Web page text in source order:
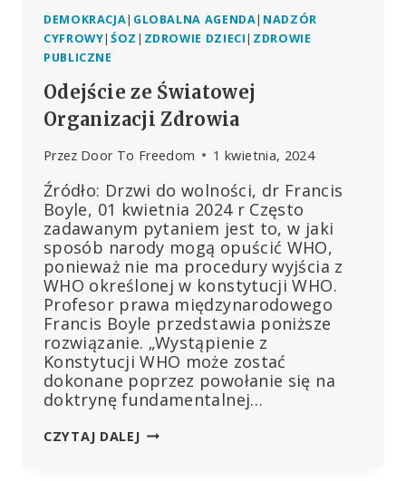
DEMOKRACJA| GLOBALNA AGENDA| NADZÓR
CYFROWY|ŚOZ | ZDROWIE DZIECI| ZDROWIE
PUBLICZNE
Odejście ze Światowej
Organizacji Zdrowia
Przez Door To Freedom 1 kwietnia, 2024
Źródło: Drzwi do wolności, dr Francis
Boyle, 01 kwietnia 2024 r Często
zadawanym pytaniem jest to, w jaki
sposób narody mogą opuścić WHO,
ponieważ nie ma procedury wyjścia z
WHO określonej w konstytucji WHO.
Profesor prawa międzynarodowego
Francis Boyle przedstawia poniższe
rozwiązanie. „Wystąpienie z
Konstytucji WHO może zostać
dokonane poprzez powołanie się na
doktrynę fundamentalnej…
CZYTAJ DALEJODEJŚCIE